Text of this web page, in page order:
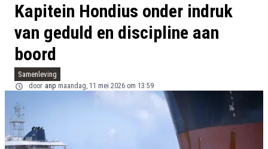
Kapitein Hondius onder indruk
van geduld en discipline aan
boord
Samenleving
door anp maandag, 11 mei 2026 om 13:59